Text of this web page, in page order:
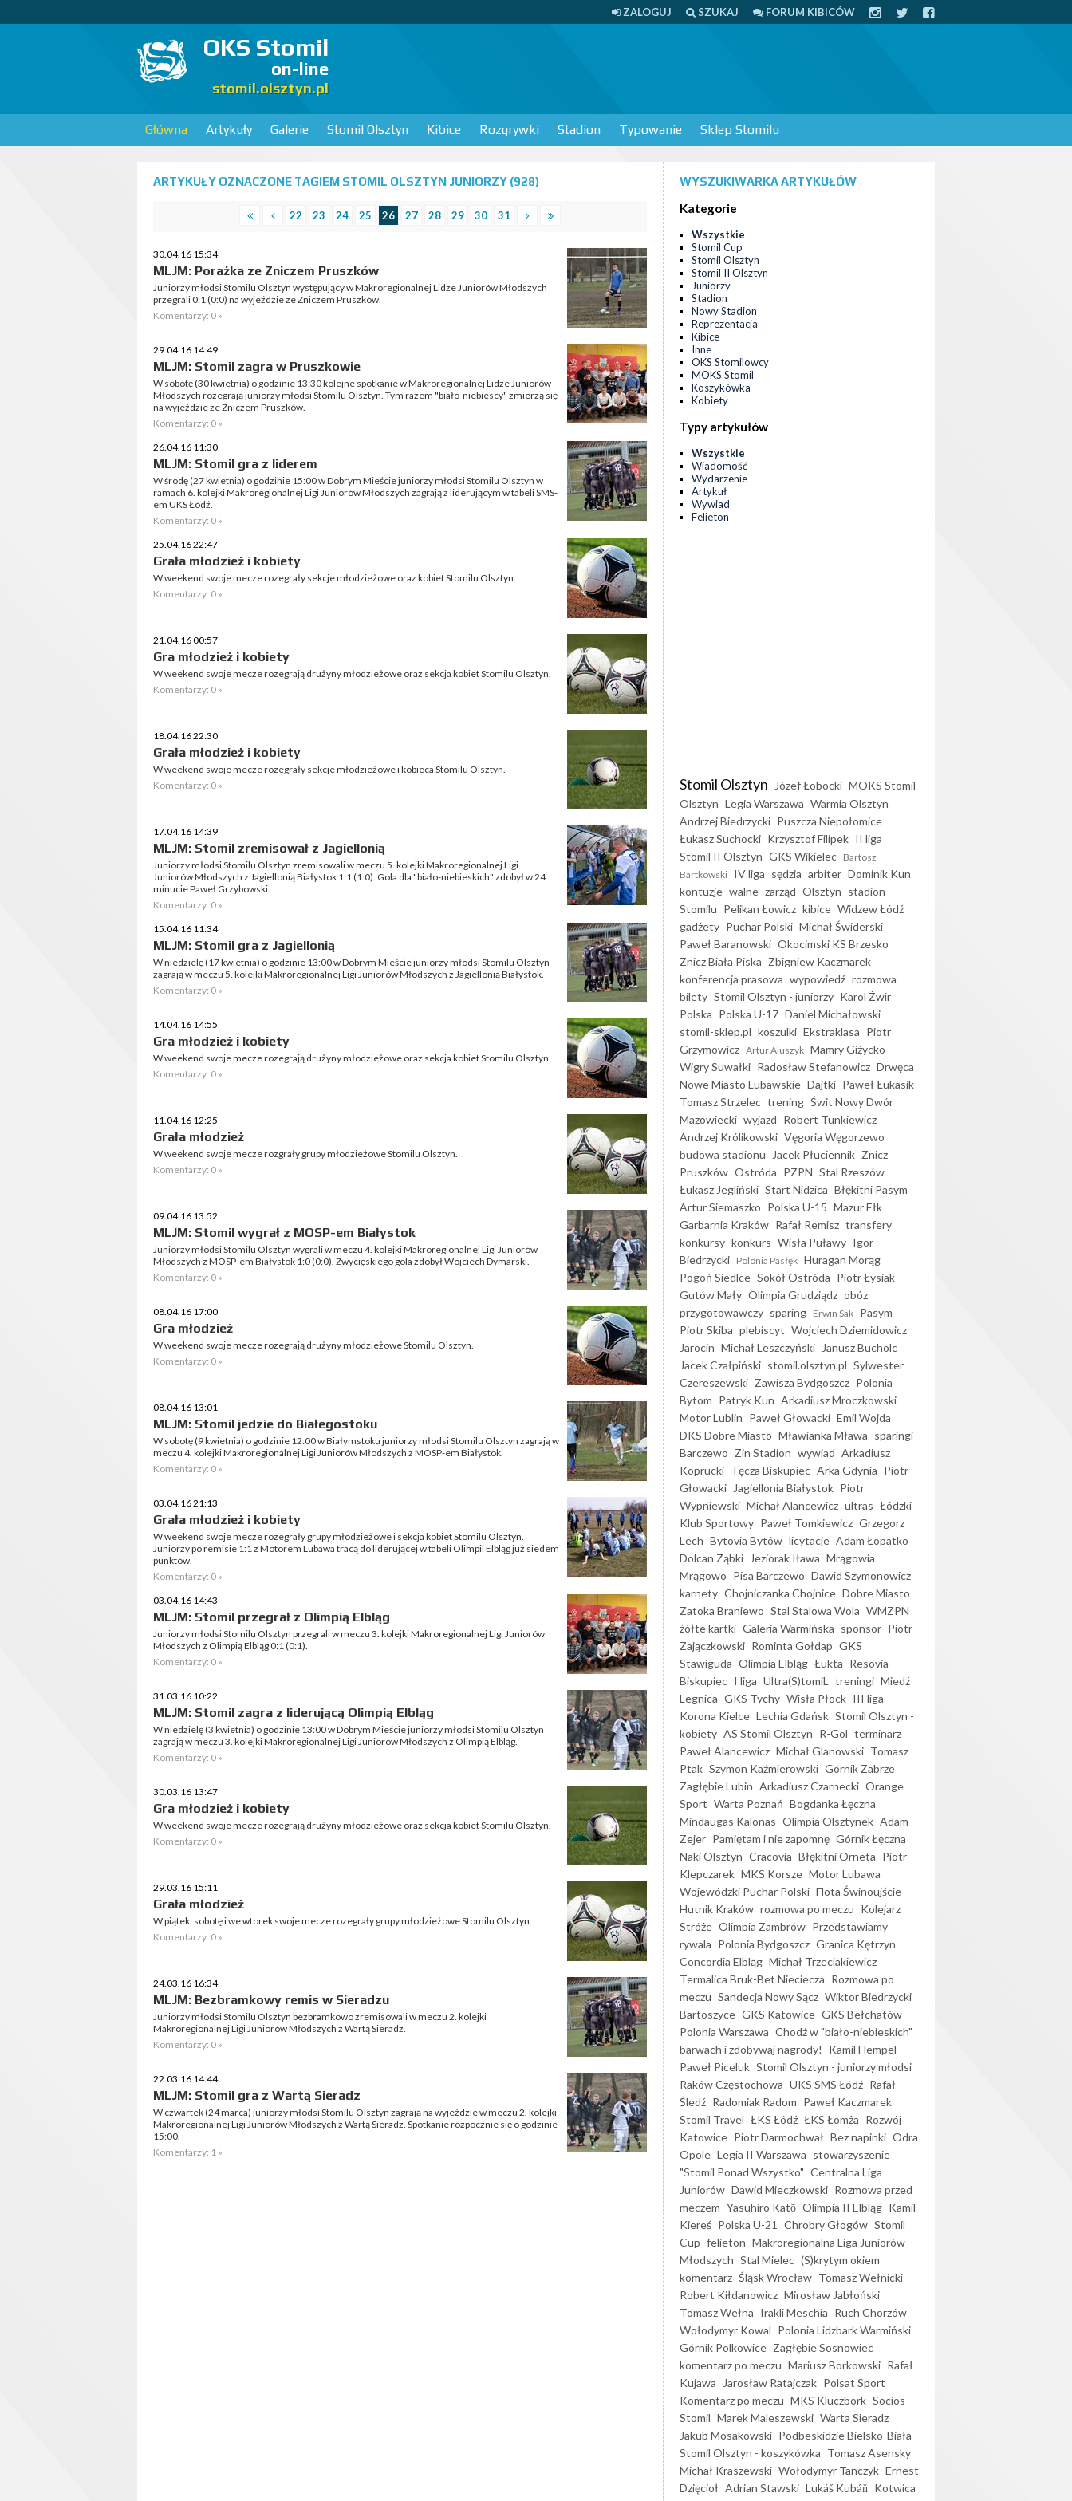
ZALOGUJ SZUKAJ FORUM KIBICÓW
OKS Stomil
on-line
stomil.olsztyn.pl
Główna Artykuły Galerie Stomil Olsztyn Kibice Rozgrywki Stadion Typowanie Sklep Stomilu
ARTYKUŁY OZNACZONE TAGIEM STOMIL OLSZTYN JUNIORZY (928)
22 23 24 25 26 27 28 29 30 31
30.04.16 15:34
MLJM: Porażka ze Zniczem Pruszków
Juniorzy młodsi Stomilu Olsztyn występujący w Makroregionalnej Lidze Juniorów Młodszych
przegrali 0:1 (0:0) na wyjeździe ze Zniczem Pruszków.
Komentarzy: 0 »
29.04.16 14:49
MLJM: Stomil zagra w Pruszkowie
W sobotę (30 kwietnia) o godzinie 13:30 kolejne spotkanie w Makroregionalnej Lidze Juniorów
Młodszych rozegrają juniorzy młodsi Stomilu Olsztyn. Tym razem "biało-niebiescy" zmierzą się
na wyjeździe ze Zniczem Pruszków.
Komentarzy: 0 »
26.04.16 11:30
MLJM: Stomil gra z liderem
W środę (27 kwietnia) o godzinie 15:00 w Dobrym Mieście juniorzy młodsi Stomilu Olsztyn w
ramach 6. kolejki Makroregionalnej Ligi Juniorów Młodszych zagrają z liderującym w tabeli SMS-
em UKS Łódź.
Komentarzy: 0 »
25.04.16 22:47
Grała młodzież i kobiety
W weekend swoje mecze rozegrały sekcje młodzieżowe oraz kobiet Stomilu Olsztyn.
Komentarzy: 0 »
21.04.16 00:57
Gra młodzież i kobiety
W weekend swoje mecze rozegrają drużyny młodzieżowe oraz sekcja kobiet Stomilu Olsztyn.
Komentarzy: 0 »
18.04.16 22:30
Grała młodzież i kobiety
W weekend swoje mecze rozegrały sekcje młodzieżowe i kobieca Stomilu Olsztyn.
Komentarzy: 0 »
17.04.16 14:39
MLJM: Stomil zremisował z Jagiellonią
Juniorzy młodsi Stomilu Olsztyn zremisowali w meczu 5. kolejki Makroregionalnej Ligi
Juniorów Młodszych z Jagiellonią Białystok 1:1 (1:0). Gola dla "biało-niebieskich" zdobył w 24.
minucie Paweł Grzybowski.
Komentarzy: 0 »
15.04.16 11:34
MLJM: Stomil gra z Jagiellonią
W niedzielę (17 kwietnia) o godzinie 13:00 w Dobrym Mieście juniorzy młodsi Stomilu Olsztyn
zagrają w meczu 5. kolejki Makroregionalnej Ligi Juniorów Młodszych z Jagiellonią Białystok.
Komentarzy: 0 »
14.04.16 14:55
Gra młodzież i kobiety
W weekend swoje mecze rozegrają drużyny młodzieżowe oraz sekcja kobiet Stomilu Olsztyn.
Komentarzy: 0 »
11.04.16 12:25
Grała młodzież
W weekend swoje mecze rozgrały grupy młodzieżowe Stomilu Olsztyn.
Komentarzy: 0 »
09.04.16 13:52
MLJM: Stomil wygrał z MOSP-em Białystok
Juniorzy młodsi Stomilu Olsztyn wygrali w meczu 4. kolejki Makroregionalnej Ligi Juniorów
Młodszych z MOSP-em Białystok 1:0 (0:0). Zwycięskiego gola zdobył Wojciech Dymarski.
Komentarzy: 0 »
08.04.16 17:00
Gra młodzież
W weekend swoje mecze rozegrają drużyny młodzieżowe Stomilu Olsztyn.
Komentarzy: 0 »
08.04.16 13:01
MLJM: Stomil jedzie do Białegostoku
W sobotę (9 kwietnia) o godzinie 12:00 w Białymstoku juniorzy młodsi Stomilu Olsztyn zagrają w
meczu 4. kolejki Makroregionalnej Ligi Juniorów Młodszych z MOSP-em Białystok.
Komentarzy: 0 »
03.04.16 21:13
Grała młodzież i kobiety
W weekend swoje mecze rozegrały grupy młodzieżowe i sekcja kobiet Stomilu Olsztyn.
Juniorzy po remisie 1:1 z Motorem Lubawa tracą do liderującej w tabeli Olimpii Elbląg już siedem
punktów.
Komentarzy: 0 »
03.04.16 14:43
MLJM: Stomil przegrał z Olimpią Elbląg
Juniorzy młodsi Stomilu Olsztyn przegrali w meczu 3. kolejki Makroregionalnej Ligi Juniorów
Młodszych z Olimpią Elbląg 0:1 (0:1).
Komentarzy: 0 »
31.03.16 10:22
MLJM: Stomil zagra z liderującą Olimpią Elbląg
W niedzielę (3 kwietnia) o godzinie 13:00 w Dobrym Mieście juniorzy młodsi Stomilu Olsztyn
zagrają w meczu 3. kolejki Makroregionalnej Ligi Juniorów Młodszych z Olimpią Elbląg.
Komentarzy: 0 »
30.03.16 13:47
Gra młodzież i kobiety
W weekend swoje mecze rozegrają drużyny młodzieżowe oraz sekcja kobiet Stomilu Olsztyn.
Komentarzy: 0 »
29.03.16 15:11
Grała młodzież
W piątek. sobotę i we wtorek swoje mecze rozegrały grupy młodzieżowe Stomilu Olsztyn.
Komentarzy: 0 »
24.03.16 16:34
MLJM: Bezbramkowy remis w Sieradzu
Juniorzy młodsi Stomilu Olsztyn bezbramkowo zremisowali w meczu 2. kolejki
Makroregionalnej Ligi Juniorów Młodszych z Wartą Sieradz.
Komentarzy: 0 »
22.03.16 14:44
MLJM: Stomil gra z Wartą Sieradz
W czwartek (24 marca) juniorzy młodsi Stomilu Olsztyn zagrają na wyjeździe w meczu 2. kolejki
Makroregionalnej Ligi Juniorów Młodszych z Wartą Sieradz. Spotkanie rozpocznie się o godzinie
15:00.
Komentarzy: 1 »
WYSZUKIWARKA ARTYKUŁÓW
Kategorie
Wszystkie
Stomil Cup
Stomil Olsztyn
Stomil II Olsztyn
Juniorzy
Stadion
Nowy Stadion
Reprezentacja
Kibice
Inne
OKS Stomilowcy
MOKS Stomil
Koszykówka
Kobiety
Typy artykułów
Wszystkie
Wiadomość
Wydarzenie
Artykuł
Wywiad
Felieton
Stomil Olsztyn Józef Łobocki MOKS Stomil
Olsztyn Legia Warszawa Warmia Olsztyn
Andrzej Biedrzycki Puszcza Niepołomice
Łukasz Suchocki Krzysztof Filipek II liga
Stomil II Olsztyn GKS Wikielec Bartosz
Bartkowski IV liga sędzia arbiter Dominik Kun
kontuzje walne zarząd Olsztyn stadion
Stomilu Pelikan Łowicz kibice Widzew Łódź
gadżety Puchar Polski Michał Świderski
Paweł Baranowski Okocimski KS Brzesko
Znicz Biała Piska Zbigniew Kaczmarek
konferencja prasowa wypowiedź rozmowa
bilety Stomil Olsztyn - juniorzy Karol Żwir
Polska Polska U-17 Daniel Michałowski
stomil-sklep.pl koszulki Ekstraklasa Piotr
Grzymowicz Artur Aluszyk Mamry Giżycko
Wigry Suwałki Radosław Stefanowicz Drwęca
Nowe Miasto Lubawskie Dajtki Paweł Łukasik
Tomasz Strzelec trening Świt Nowy Dwór
Mazowiecki wyjazd Robert Tunkiewicz
Andrzej Królikowski Vęgoria Węgorzewo
budowa stadionu
Jacek Płuciennik Znicz
Pruszków Ostróda PZPN Stal Rzeszów
Łukasz Jegliński Start Nidzica Błękitni Pasym
Artur Siemaszko Polska U-15 Mazur Ełk
Garbarnia Kraków Rafał Remisz transfery
konkursy konkurs Wisła Puławy Igor
Biedrzycki Polonia Pasłęk Huragan Morąg
Pogoń Siedlce Sokół Ostróda Piotr Łysiak
Gutów Mały Olimpia Grudziądz obóz
przygotowawczy sparing Erwin Sak Pasym
Piotr Skiba plebiscyt Wojciech Dziemidowicz
Jarocin Michał Leszczyński
Janusz Bucholc
Jacek Czałpiński stomil.olsztyn.pl Sylwester
Czereszewski Zawisza Bydgoszcz Polonia
Bytom Patryk Kun Arkadiusz Mroczkowski
Motor Lublin Paweł Głowacki Emil Wojda
DKS Dobre Miasto Mławianka Mława sparingi
Barczewo Zin Stadion wywiad Arkadiusz
Koprucki Tęcza Biskupiec Arka Gdynia Piotr
Głowacki
Jagiellonia Białystok Piotr
Wypniewski Michał Alancewicz ultras Łódzki
Klub Sportowy Paweł Tomkiewicz Grzegorz
Lech Bytovia Bytów licytacje Adam Łopatko
Dolcan Ząbki
Jeziorak Iława Mrągowia
Mrągowo Pisa Barczewo Dawid Szymonowicz
karnety Chojniczanka Chojnice Dobre Miasto
Zatoka Braniewo Stal Stalowa Wola WMZPN
żółte kartki Galeria Warmińska sponsor Piotr
Zajączkowski Rominta Gołdap GKS
Stawiguda Olimpia Elbląg Łukta Resovia
Biskupiec I liga Ultra(S)tomiL treningi Miedź
Legnica GKS Tychy Wisła Płock III liga
Korona Kielce Lechia Gdańsk Stomil Olsztyn -
kobiety AS Stomil Olsztyn R-Gol terminarz
Paweł Alancewicz Michał Glanowski Tomasz
Ptak Szymon Kaźmierowski Górnik Zabrze
Zagłębie Lubin Arkadiusz Czarnecki Orange
Sport Warta Poznań Bogdanka Łęczna
Mindaugas Kalonas Olimpia Olsztynek Adam
Zejer Pamiętam i nie zapomnę Górnik Łęczna
Naki Olsztyn Cracovia Błękitni Orneta Piotr
Klepczarek MKS Korsze Motor Lubawa
Wojewódzki Puchar Polski Flota Świnoujście
Hutnik Kraków rozmowa po meczu Kolejarz
Stróże Olimpia Zambrów Przedstawiamy
rywala Polonia Bydgoszcz Granica Kętrzyn
Concordia Elbląg Michał Trzeciakiewicz
Termalica Bruk-Bet Nieciecza Rozmowa po
meczu Sandecja Nowy Sącz Wiktor Biedrzycki
Bartoszyce GKS Katowice GKS Bełchatów
Polonia Warszawa Chodź w "biało-niebieskich"
barwach i zdobywaj nagrody!
Kamil Hempel
Paweł Piceluk Stomil Olsztyn - juniorzy młodsi
Raków Częstochowa UKS SMS Łódź Rafał
Śledź Radomiak Radom Paweł Kaczmarek
Stomil Travel ŁKS Łódź ŁKS Łomża Rozwój
Katowice Piotr Darmochwał Bez napinki Odra
Opole Legia II Warszawa stowarzyszenie
"Stomil Ponad Wszystko" Centralna Liga
Juniorów Dawid Mieczkowski Rozmowa przed
meczem Yasuhiro Katō Olimpia II Elbląg Kamil
Kiereś Polska U-21 Chrobry Głogów Stomil
Cup felieton Makroregionalna Liga Juniorów
Młodszych Stal Mielec (S)krytym okiem
komentarz Śląsk Wrocław Tomasz Wełnicki
Robert Kiłdanowicz Mirosław Jabłoński
Tomasz Wełna Irakli Meschia Ruch Chorzów
Wołodymyr Kowal Polonia Lidzbark Warmiński
Górnik Polkowice Zagłębie Sosnowiec
komentarz po meczu Mariusz Borkowski Rafał
Kujawa
Jarosław Ratajczak Polsat Sport
Komentarz po meczu MKS Kluczbork Socios
Stomil Marek Maleszewski Warta Sieradz
Jakub Mosakowski Podbeskidzie Bielsko-Biała
Stomil Olsztyn - koszykówka Tomasz Asensky
Michał Kraszewski Wołodymyr Tanczyk Ernest
Dzięcioł Adrian Stawski Lukáš Kubáň Kotwica